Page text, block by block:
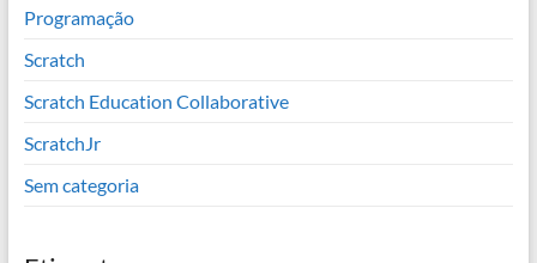
Programação
Scratch
Scratch Education Collaborative
ScratchJr
Sem categoria